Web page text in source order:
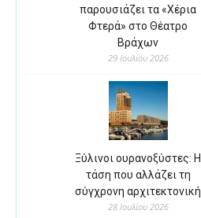
παρουσιάζει τα «Χέρια
Φτερά» στο Θέατρο
Βράχων
29 Ιουλίου 2026
Ξύλινοι ουρανοξύστες: Η
τάση που αλλάζει τη
σύγχρονη αρχιτεκτονική
28 Ιουλίου 2026